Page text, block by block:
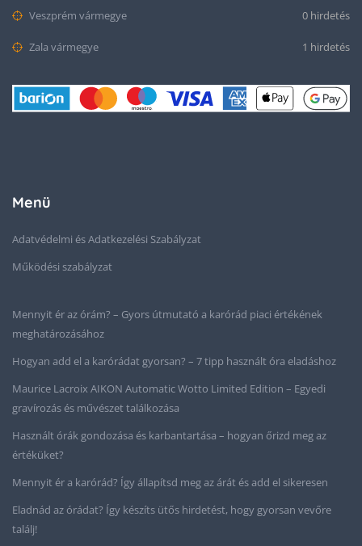
Veszprém vármegye 0 hirdetés
Zala vármegye 1 hirdetés
Menü
Adatvédelmi és Adatkezelési Szabályzat
Működési szabályzat
Mennyit ér az órám? – Gyors útmutató a karórád piaci értékének
meghatározásához
Hogyan add el a karórádat gyorsan? – 7 tipp használt óra eladáshoz
Maurice Lacroix AIKON Automatic Wotto Limited Edition – Egyedi
gravírozás és művészet találkozása
Használt órák gondozása és karbantartása – hogyan őrizd meg az
értéküket?
Mennyit ér a karórád? Így állapítsd meg az árát és add el sikeresen
Eladnád az órádat? Így készíts ütős hirdetést, hogy gyorsan vevőre
találj!